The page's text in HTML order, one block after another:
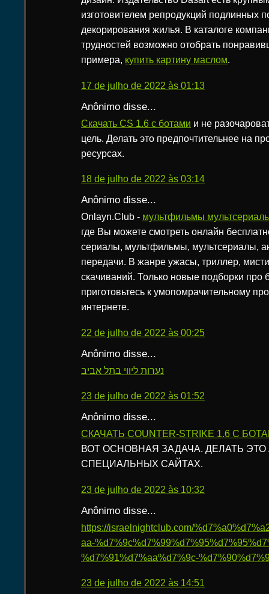
изготовителем репродукций подлинных
декорирования жилья. В каталоге
трудностей возможно отобрать
примера, купить картину маслом.
17 de julho de 2022 às 01:13
Anônimo disse...
Скачать CS 1.6 c ботами и не
цель. Делать это предпочтительнее на
ресурсах.
18 de julho de 2022 às 03:14
Anônimo disse...
Onlayn.Club - мультфильмы
где Вы можете смотреть онлайн
сериалы, мультфильмы, мультсериалы,
передачи. В жанре ужасы, триллер,
скачиваний. Только новые подборки про
приготовьтесь к умопомрачительному
интернете.
22 de julho de 2022 às 00:25
Anônimo disse...
נערות ליווי בתל אביב
23 de julho de 2022 às 01:52
Anônimo disse...
СКАЧАТЬ COUNTER-STRIKE 1.6 C
ВОТ ОСНОВНАЯ ЗАДАЧА. ДЕЛАТЬ
СПЕЦИАЛЬНЫХ САЙТАХ.
23 de julho de 2022 às 10:32
Anônimo disse...
https://israelnightclub.com/
aa-
%d7%91%d7%aa%d7%9c-
23 de julho de 2022 às 14:51